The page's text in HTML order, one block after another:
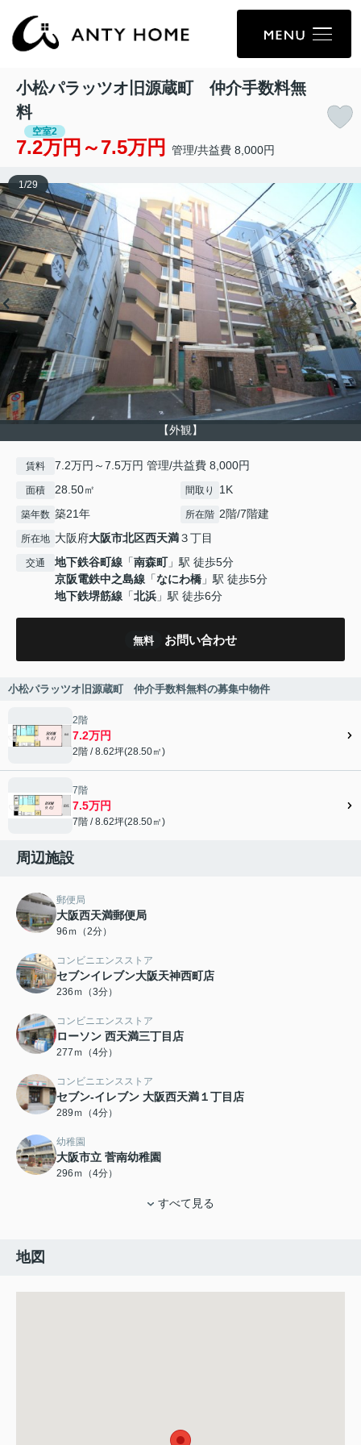
小松パラッツオ旧源蔵町 仲介手数料無
料
空室2
7.2万円～7.5万円 管理/共益費 8,000円
【外観】
1 /29
賃料 7.2万円～7.5万円 管理/共益費 8,000円
面積 28.50㎡ 間取り 1K
築年数 築21年 所在階 2階/7階建
所在地 大阪府大阪市北区西天満３丁目
交通 地下鉄谷町線 「南森町」駅 徒歩5分
京阪電鉄中之島線 「なにわ橋 」駅 徒歩5分
地下鉄堺筋線 「北浜 」駅 徒歩6分
無料 お問い合わせ
小松パラッツオ旧源蔵町 仲介手数料無料の募集中物件
2階
7.2万円
2階 / 8.62坪(28.50㎡)
7階
7.5万円
7階 / 8.62坪(28.50㎡)
周辺施設
郵便局
大阪西天満郵便局
96ｍ（2分）
コンビニエンスストア
セブンイレブン大阪天神西町店
236ｍ（3分）
コンビニエンスストア
ローソン 西天満三丁目店
277ｍ（4分）
コンビニエンスストア
セブン-イレブン 大阪西天満１丁目店
289ｍ（4分）
幼稚園
大阪市立 菅南幼稚園
296ｍ（4分）
すべて見る
地図